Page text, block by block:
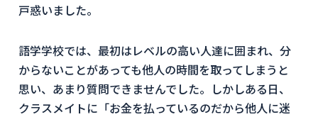
戸惑いました。
語学学校では、最初はレベルの高い人達に囲まれ、分
からないことがあっても他人の時間を取ってしまうと
思い、あまり質問できませんでした。しかしある日、
クラスメイトに「お金を払っているのだから他人に迷